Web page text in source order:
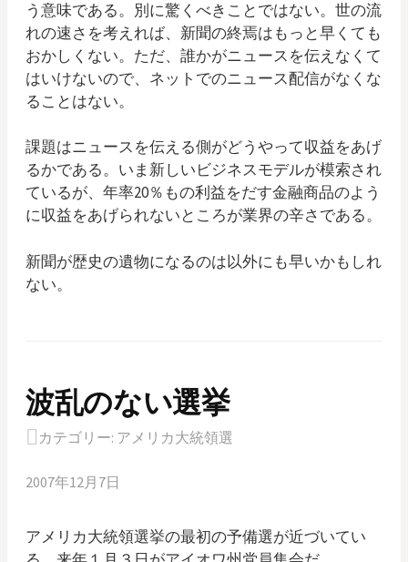
う意味である。別に驚くべきことではない。世の流
れの速さを考えれば、新聞の終焉はもっと早くても
おかしくない。ただ、誰かがニュースを伝えなくて
はいけないので、ネットでのニュース配信がなくな
ることはない。
課題はニュースを伝える側がどうやって収益をあげ
るかである。いま新しいビジネスモデルが模索され
ているが、年率20％もの利益をだす金融商品のよう
に収益をあげられないところが業界の辛さである。
新聞が歴史の遺物になるのは以外にも早いかもしれ
ない。
波乱のない選挙
カテゴリー: アメリカ大統領選
2007年12月7日
アメリカ大統領選挙の最初の予備選が近づいてい